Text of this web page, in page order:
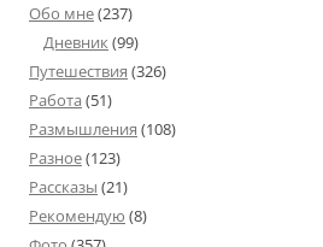
Обо мне(237)
Дневник(99)
Путешествия (326)
Работа (51)
Размышления (108)
Разное(123)
Рассказы (21)
Рекомендую (8)